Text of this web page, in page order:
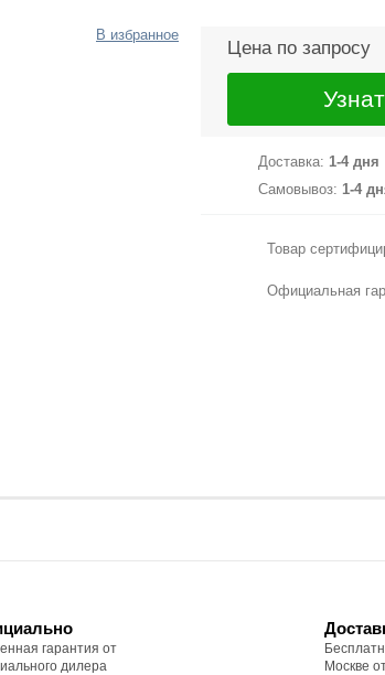
В избранное
Цена по запросу
Доставка: 1-4 дня
Самовывоз: 1-4
Товар
Официальная
гарантия от
дилера
Москве